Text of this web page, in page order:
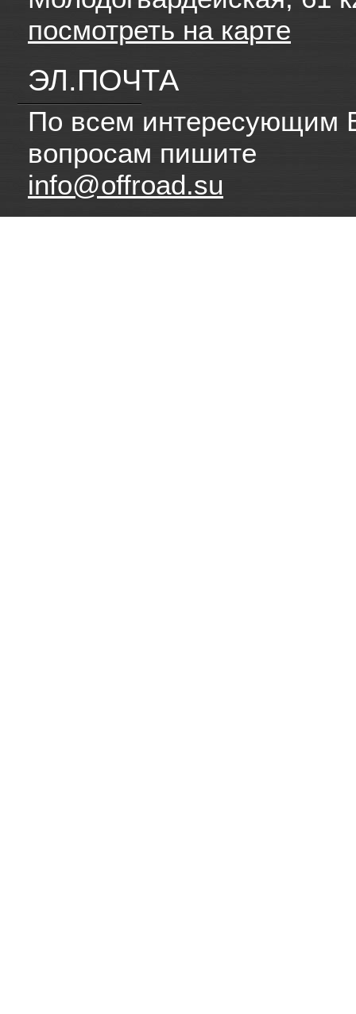
посмотреть на карте
ЭЛ.ПОЧТА
По всем интересующим
вопросам пишите
info@offroad.su